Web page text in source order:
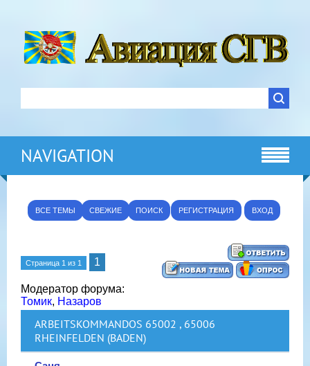
NAVIGATION
ВСЕ ТЕМЫ СВЕЖИЕ ПОИСК РЕГИСТРАЦИЯ ВХОД
Страница 1 из 1 1
Модератор форума:
Томик, Назаров
ARBEITSKOMMANDOS 65002 , 65006
RHEINFELDEN (BADEN)